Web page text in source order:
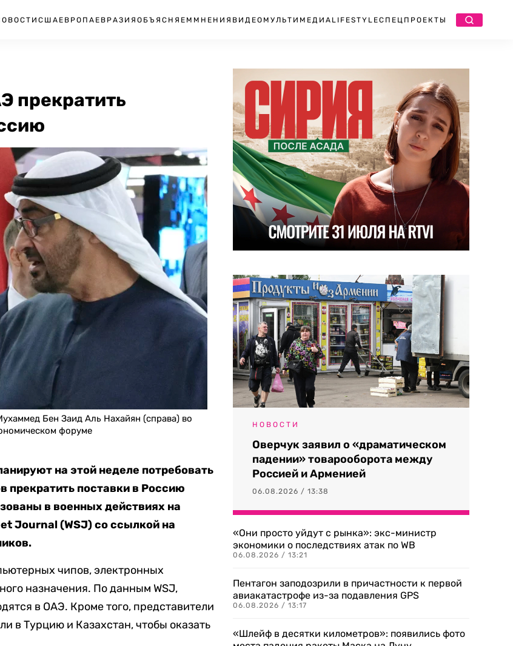
США ЕВРОПА ЕВРАЗИЯ ОБЪЯСНЯЕМ МНЕНИЯ ВИДЕО МУЛЬТИМЕДИА LIFESTYLEСПЕЦПРОЕКТЫ
прекратить
Бен Заид Аль Нахайян (справа) во
форуме
на этой неделе потребовать
прекратить поставки в Россию
в военных действиях на
Journal (WSJ) со ссылкой на
чипов, электронных
назначения. По данным WSJ,
в ОАЭ. Кроме того, представители
в Турцию и Казахстан, чтобы оказать
НОВОСТИ
Оверчук заявил о «драматическом
падении» товарооборота между
Россией и Арменией
06.08.2026 / 13:38
«Они просто уйдут с рынка»: экс-министр
экономики о последствиях атак по WB
06.08.2026 / 13:21
Пентагон заподозрили в причастности к первой
авиакатастрофе из-за подавления GPS
06.08.2026 / 13:17
«Шлейф в десятки километров»: появились фото